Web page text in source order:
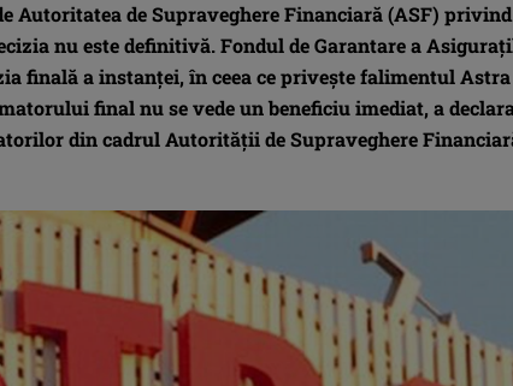
Autoritatea de Supraveghere Financiară (ASF) privind
nu este definitivă. Fondul de Garantare a
finală a instanţei, în ceea ce priveşte falimentul Astra
final nu se vede un beneficiu imediat, a
din cadrul Autorităţii de Supraveghere